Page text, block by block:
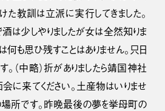
た教訓は立派に実行してきました。
酒は少しやりましたが女は全然知りま
何も思ひ残すことはありません。只日
（中略）折がありましたら靖国神社
に来てください。土産物はいりませ
所です。昨晩最後の夢を挙母町の